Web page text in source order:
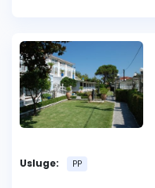
Usluge:
PP